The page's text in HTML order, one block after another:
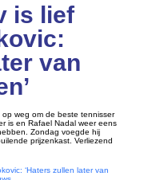
is lief
van
weg om de beste tennisser
is en Rafael Nadal weer eens
Zondag voegde hij
prijzenkast. Verliezend
‘Haters zullen later van